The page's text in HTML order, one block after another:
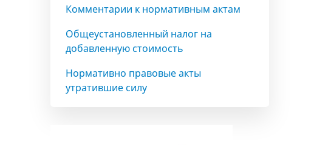
Комментарии к нормативным актам
Общеустановленный налог на
добавленную стоимость
Нормативно правовые акты
утратившие силу